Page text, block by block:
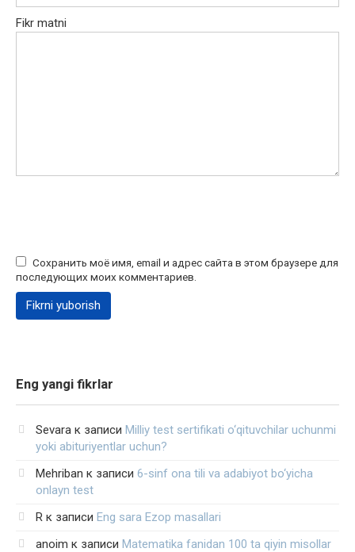
Fikr matni
Сохранить моё имя, email и адрес сайта в этом браузере для
последующих моих комментариев.
Eng yangi fikrlar
Sevara к записи Milliy test sertifikati o‘qituvchilar uchunmi
yoki abituriyentlar uchun?
Mehriban к записи 6-sinf ona tili va adabiyot bo‘yicha
onlayn test
R к записи Eng sara Ezop masallari
anoim к записи Matematika fanidan 100 ta qiyin misollar